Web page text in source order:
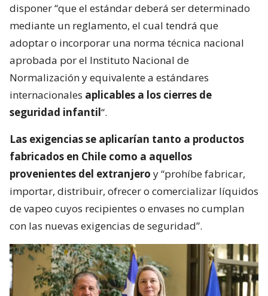
disponer “que el estándar deberá ser determinado
mediante un reglamento, el cual tendrá que
adoptar o incorporar una norma técnica nacional
aprobada por el Instituto Nacional de
Normalización y equivalente a estándares
internacionales aplicables a los cierres de
seguridad infantil“.
Las exigencias se aplicarían tanto a productos
fabricados en Chile como a aquellos
provenientes del extranjero y “prohíbe fabricar,
importar, distribuir, ofrecer o comercializar líquidos
de vapeo cuyos recipientes o envases no cumplan
con las nuevas exigencias de seguridad”.